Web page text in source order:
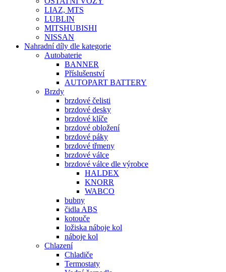
LIAZ, MTS
LUBLIN
MITSHUBISHI
NISSAN
Nahradní díly dle kategorie
Autobaterie
BANNER
Příslušenství
AUTOPART BATTERY
Brzdy
brzdové čelisti
brzdové desky
brzdové klíče
brzdové obložení
brzdové páky
brzdové třmeny
brzdové válce
brzdové válce dle výrobce
HALDEX
KNORR
WABCO
bubny
čidla ABS
kotouče
ložiska náboje kol
náboje kol
Chlazení
Chladiče
Termostaty